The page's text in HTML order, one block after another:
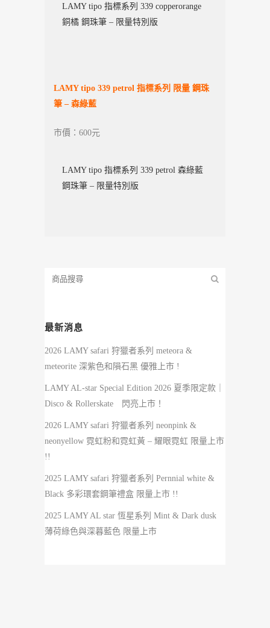
LAMY tipo 指標系列 339 copperorange
銅橘 鋼珠筆 – 限量特別版
LAMY tipo 339 petrol 指標系列 限量 鋼珠
筆 – 森綠藍
市價：600元
LAMY tipo 指標系列 339 petrol 森綠藍
鋼珠筆 – 限量特別版
最新消息
2026 LAMY safari 狩獵者系列 meteora &
meteorite 深紫色和隕石黑 優雅上市 !
LAMY AL-star Special Edition 2026 夏季限定款｜
Disco & Rollerskate 閃亮上市！
2026 LAMY safari 狩獵者系列 neonpink &
neonyellow 霓虹粉和霓虹黃 – 耀眼霓虹 限量上市
!!
2025 LAMY safari 狩獵者系列 Pernnial white &
Black 多彩環套鋼筆禮盒 限量上市 !!
2025 LAMY AL star 恆星系列 Mint & Dark dusk
薄荷綠色與深暮藍色 限量上市